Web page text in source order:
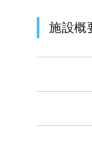
施設概